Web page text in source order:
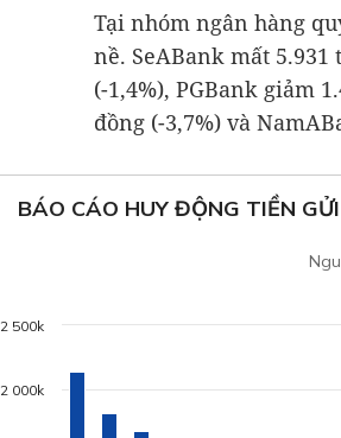
Tại nhóm ngân hàng
nề. SeABank mất 5.931
(-1,4%), PGBank giảm
đồng (-3,7%) và
BÁO CÁO HUY ĐỘNG TIỀN
2 000k
2 500k